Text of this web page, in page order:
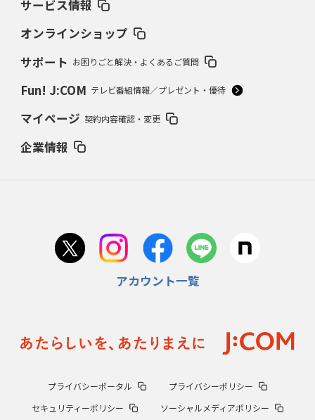
サービス情報
オンラインショップ
サポート お困りごと解決・よくあるご質問
Fun! J:COM テレビ番組情報／プレゼント・優待
マイページ 契約内容確認・変更
企業情報
アカウント一覧
プライバシーポータル
プライバシーポリシー
セキュリティーポリシー
ソーシャルメディアポリシー